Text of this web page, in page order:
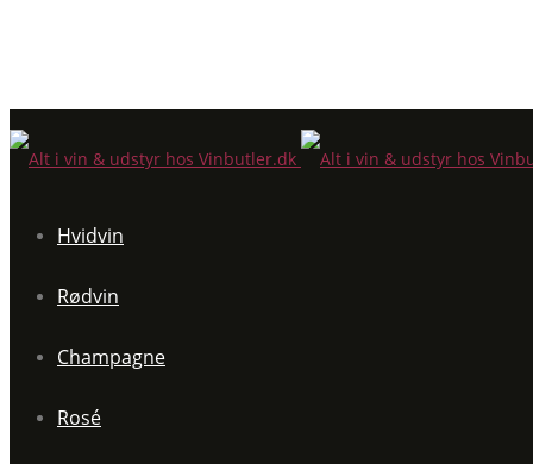
Hvidvin
Rødvin
Champagne
Rosé